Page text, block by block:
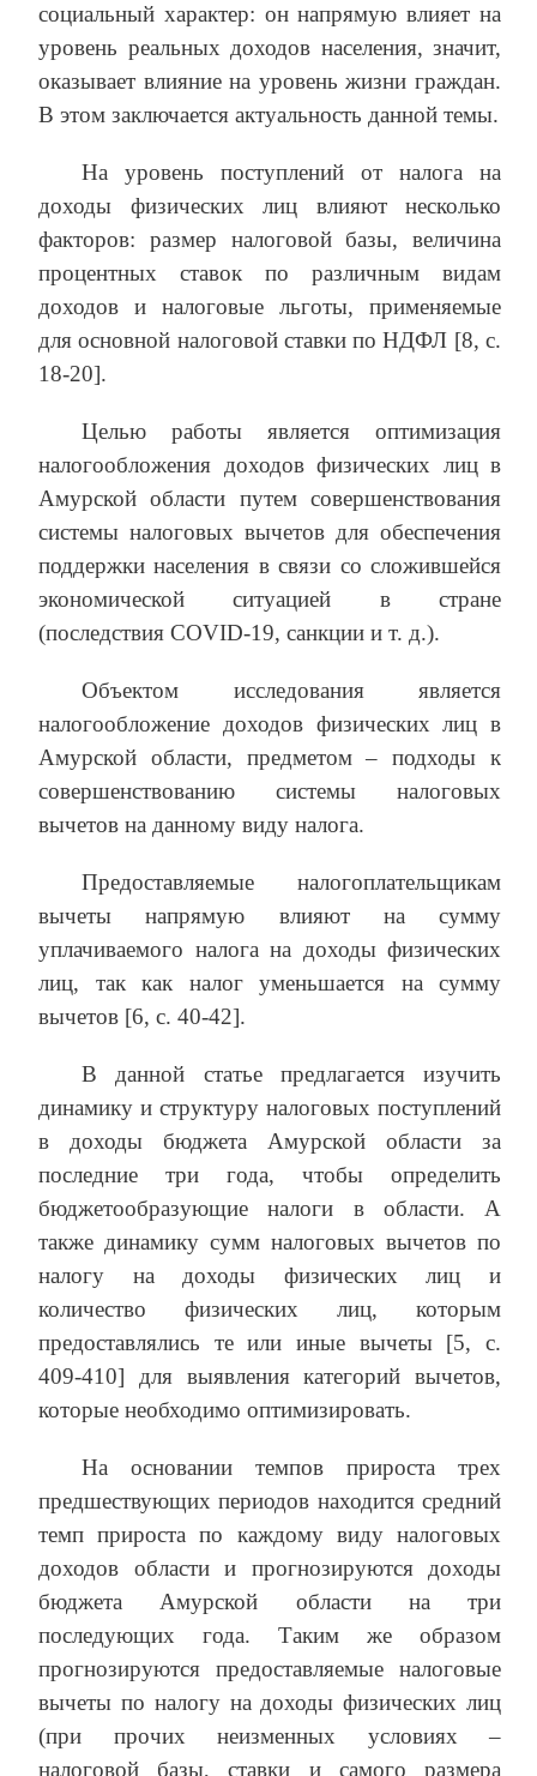
социальный характер: он напрямую влияет на
уровень реальных доходов населения, значит,
оказывает влияние на уровень жизни граждан.
В этом заключается актуальность данной темы.
На уровень поступлений от налога на
доходы физических лиц влияют несколько
факторов: размер налоговой базы, величина
процентных ставок по различным видам
доходов и налоговые льготы, применяемые
для основной налоговой ставки по НДФЛ [8, с.
18-20].
Целью работы является оптимизация
налогообложения доходов физических лиц в
Амурской области путем совершенствования
системы налоговых вычетов для обеспечения
поддержки населения в связи со сложившейся
экономической ситуацией в стране
(последствия COVID-19, санкции и т. д.).
Объектом исследования является
налогообложение доходов физических лиц в
Амурской области, предметом – подходы к
совершенствованию системы налоговых
вычетов на данному виду налога.
Предоставляемые налогоплательщикам
вычеты напрямую влияют на сумму
уплачиваемого налога на доходы физических
лиц, так как налог уменьшается на сумму
вычетов [6, с. 40-42].
В данной статье предлагается изучить
динамику и структуру налоговых поступлений
в доходы бюджета Амурской области за
последние три года, чтобы определить
бюджетообразующие налоги в области. А
также динамику сумм налоговых вычетов по
налогу на доходы физических лиц и
количество физических лиц, которым
предоставлялись те или иные вычеты [5, с.
409-410] для выявления категорий вычетов,
которые необходимо оптимизировать.
На основании темпов прироста трех
предшествующих периодов находится средний
темп прироста по каждому виду налоговых
доходов области и прогнозируются доходы
бюджета Амурской области на три
последующих года. Таким же образом
прогнозируются предоставляемые налоговые
вычеты по налогу на доходы физических лиц
(при прочих неизменных условиях –
налоговой базы, ставки и самого размера